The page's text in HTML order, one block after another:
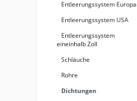
Entleerungssystem Europa
Entleerungssystem USA
Entleerungssystem
eineinhalb Zoll
Schläuche
Rohre
Dichtungen